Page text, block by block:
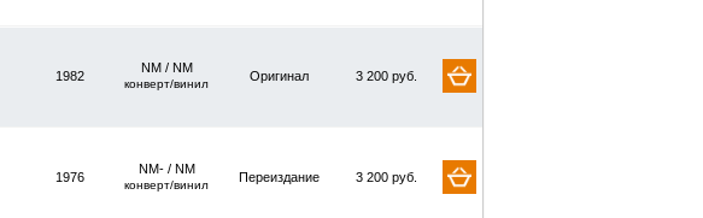
1982
NM / NM
конверт/винил
Оригинал 3 200 руб.
1976
NM- / NM
конверт/винил
Переиздание 3 200 руб.